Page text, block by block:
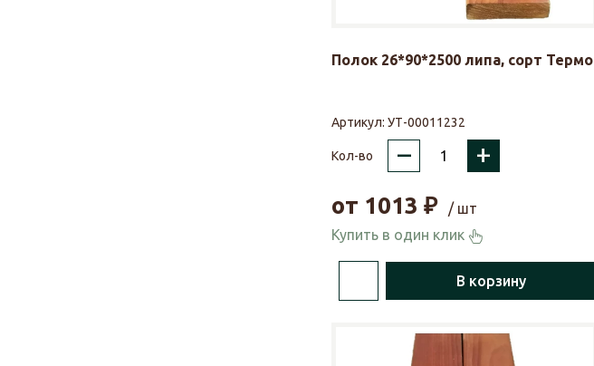
Полок 26*90*2500 липа, сорт Термо
Артикул: УТ-00011232
Кол-во – +
от 1013 ₽
/ шт
Купить в один клик
В корзину